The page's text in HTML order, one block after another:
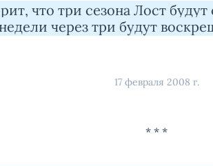
что три сезона Лост
через три будут
17 февраля 2008 г.